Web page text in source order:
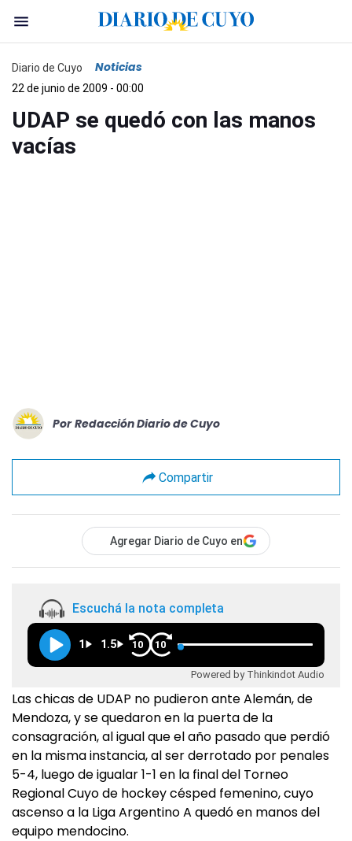
Diario de Cuyo Noticias
22 de junio de 2009 - 00:00
UDAP se quedó con las manos
vacías
Por Redacción Diario de Cuyo
Compartir
Agregar Diario de Cuyo en
Escuchá la nota completa
1 1.5 10 10
Powered by Thinkindot Audio
Las chicas de UDAP no pudieron ante Alemán, de
Mendoza, y se quedaron en la puerta de la
consagración, al igual que el año pasado que perdió
en la misma instancia, al ser derrotado por penales
5-4, luego de igualar 1-1 en la final del Torneo
Regional Cuyo de hockey césped femenino, cuyo
ascenso a la Liga Argentino A quedó en manos del
equipo mendocino.